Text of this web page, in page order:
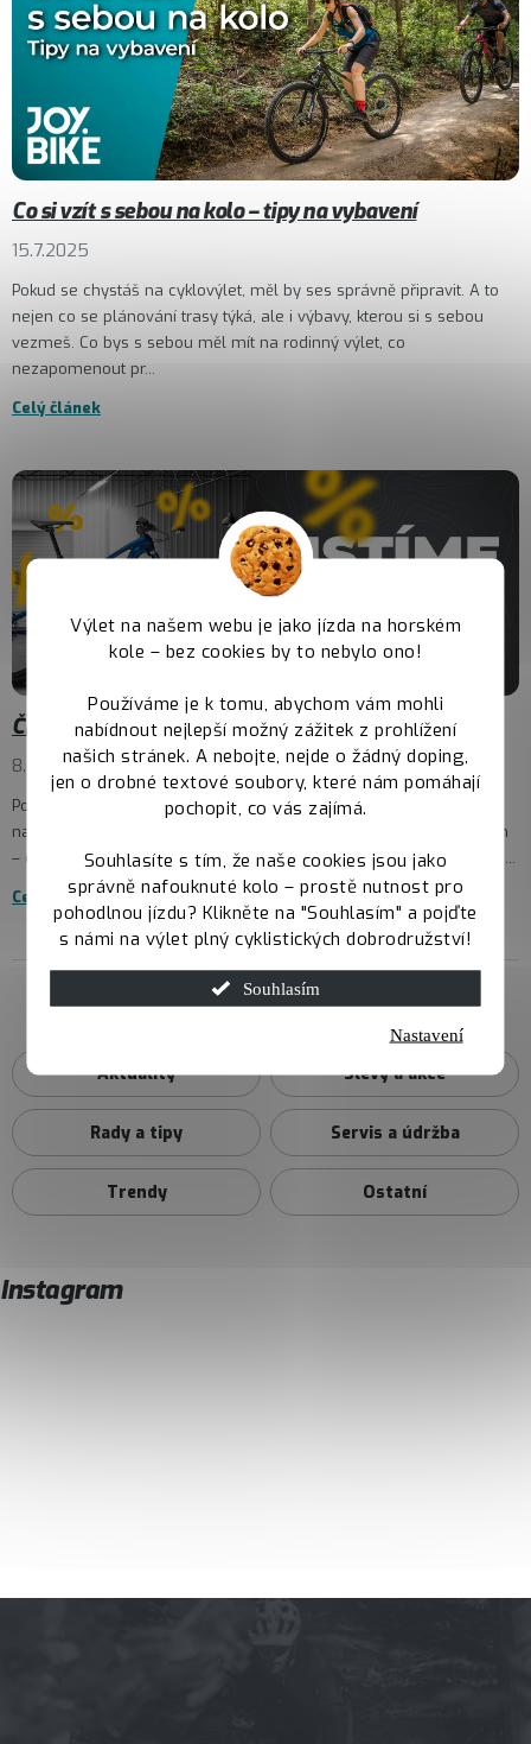
Výlet na našem webu je jako jízda na horském
kole – bez cookies by to nebylo ono!
Používáme je k tomu, abychom vám mohli
nabídnout nejlepší možný zážitek z prohlížení
našich stránek. A nebojte, nejde o žádný doping,
jen o drobné textové soubory, které nám pomáhají
pochopit, co vás zajímá.
Souhlasíte s tím, že naše cookies jsou jako
správně nafouknuté kolo – prostě nutnost pro
pohodlnou jízdu? Klikněte na "Souhlasím" a pojďte
s námi na výlet plný cyklistických dobrodružství!
Souhlasím
Nastavení
Co si vzít s sebou na kolo – tipy na vybavení
15.7.2025
Pokud se chystáš na cyklovýlet, měl by ses správně připravit. A to
nejen co se plánování trasy týká, ale i výbavy, kterou si s sebou
vezmeš. Co bys s sebou měl mít na rodinný výlet, co
nezapomenout pr...
Celý článek
Čistíme sklady – Produkty mizí, ceny padají!
8.7.2025
Potřebujeme uvolnit místo novinkám, a proto teď najdeš v naší
nabídce kousky za skvělé ceny. Vyber si napříč celým sortimentem
– od jízdních kol, přes helmy, chrániče, příslušenství až po oblečen...
Celý článek
Aktuality Slevy a akce
Rady a tipy Servis a údržba
Trendy Ostatní
Instagram